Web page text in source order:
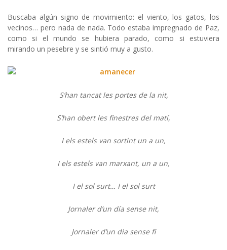
Buscaba algún signo de movimiento: el viento, los gatos, los
vecinos… pero nada de nada. Todo estaba impregnado de Paz,
como si el mundo se hubiera parado, como si estuviera
mirando un pesebre y se sintió muy a gusto.
S’han tancat les portes de la nit,
S’han obert les finestres del matí,
I els estels van sortint un a un,
I els estels van marxant, un a un,
I el sol surt… I el sol surt
Jornaler d’un día sense nit,
Jornaler d’un dia sense fi